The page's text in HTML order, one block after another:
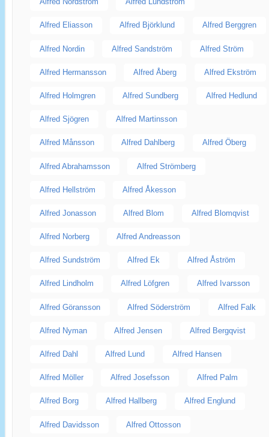
Alfred Eliasson Alfred Björklund Alfred Berggren
Alfred Nordin Alfred Sandström Alfred Ström
Alfred Hermansson Alfred Åberg Alfred Ekström
Alfred Holmgren Alfred Sundberg Alfred Hedlund
Alfred Sjögren Alfred Martinsson
Alfred Månsson Alfred Dahlberg Alfred Öberg
Alfred Abrahamsson Alfred Strömberg
Alfred Hellström Alfred Åkesson
Alfred Jonasson Alfred Blom Alfred Blomqvist
Alfred Norberg Alfred Andreasson
Alfred Sundström Alfred Ek Alfred Åström
Alfred Lindholm Alfred Löfgren Alfred Ivarsson
Alfred Göransson Alfred Söderström Alfred Falk
Alfred Nyman Alfred Jensen Alfred Bergqvist
Alfred Dahl Alfred Lund Alfred Hansen
Alfred Möller Alfred Josefsson Alfred Palm
Alfred Borg Alfred Hallberg Alfred Englund
Alfred Davidsson Alfred Ottosson